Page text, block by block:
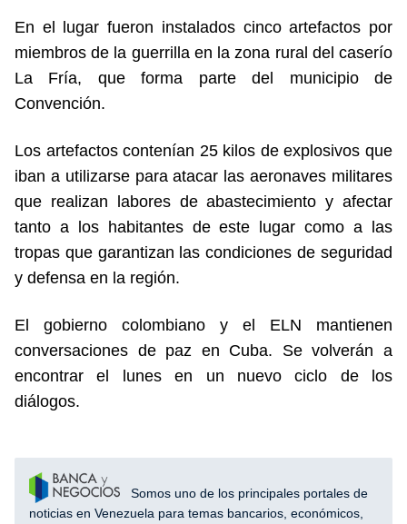
En el lugar fueron instalados cinco artefactos por
miembros de la guerrilla en la zona rural del caserío
La Fría, que forma parte del municipio de
Convención.
Los artefactos contenían 25 kilos de explosivos que
iban a utilizarse para atacar las aeronaves militares
que realizan labores de abastecimiento y afectar
tanto a los habitantes de este lugar como a las
tropas que garantizan las condiciones de seguridad
y defensa en la región.
El gobierno colombiano y el ELN mantienen
conversaciones de paz en Cuba. Se volverán a
encontrar el lunes en un nuevo ciclo de los
diálogos.
Somos uno de los principales portales de
noticias en Venezuela para temas bancarios, económicos,